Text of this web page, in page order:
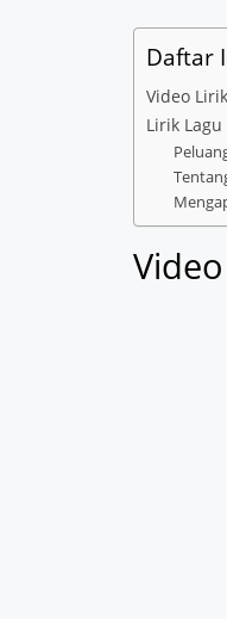
Daftar
Video
Lirik